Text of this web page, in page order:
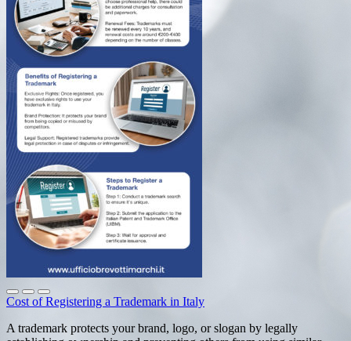
Cost of Registering a Trademark in Italy
A trademark protects your brand, logo, or slogan by legally